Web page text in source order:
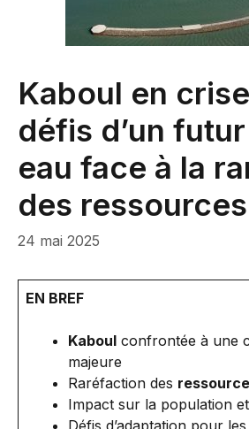
Kaboul en
défis d’un
eau face à la
des ressources
24 mai 2025
EN BREF
Kaboul confrontée à une
majeure
Raréfaction des
Impact sur la population
Défis d’adaptation pour les